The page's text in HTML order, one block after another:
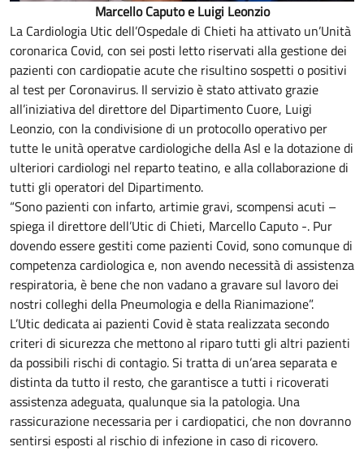
Marcello Caputo e Luigi Leonzio
La Cardiologia Utic dell’Ospedale di Chieti ha attivato un’Unità
coronarica Covid, con sei posti letto riservati alla gestione dei
pazienti con cardiopatie acute che risultino sospetti o positivi
al test per Coronavirus. Il servizio è stato attivato grazie
all’iniziativa del direttore del Dipartimento Cuore, Luigi
Leonzio, con la condivisione di un protocollo operativo per
tutte le unità operatve cardiologiche della Asl e la dotazione di
ulteriori cardiologi nel reparto teatino, e alla collaborazione di
tutti gli operatori del Dipartimento.
“Sono pazienti con infarto, artimie gravi, scompensi acuti –
spiega il direttore dell’Utic di Chieti, Marcello Caputo -. Pur
dovendo essere gestiti come pazienti Covid, sono comunque di
competenza cardiologica e, non avendo necessità di assistenza
respiratoria, è bene che non vadano a gravare sul lavoro dei
nostri colleghi della Pneumologia e della Rianimazione”.
L’Utic dedicata ai pazienti Covid è stata realizzata secondo
criteri di sicurezza che mettono al riparo tutti gli altri pazienti
da possibili rischi di contagio. Si tratta di un’area separata e
distinta da tutto il resto, che garantisce a tutti i ricoverati
assistenza adeguata, qualunque sia la patologia. Una
rassicurazione necessaria per i cardiopatici, che non dovranno
sentirsi esposti al rischio di infezione in caso di ricovero.